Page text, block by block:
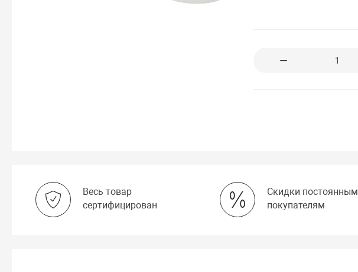
Весь товар
сертифицирован
Скидки постоянным
покупателям